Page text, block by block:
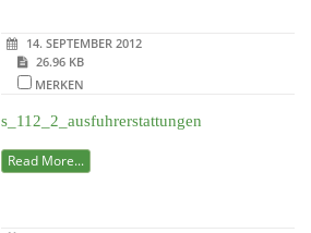
14. SEPTEMBER 2012
26.96 KB
MERKEN
s_112_2_ausfuhrerstattungen
Read More...